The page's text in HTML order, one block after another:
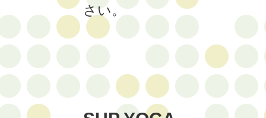
さい。